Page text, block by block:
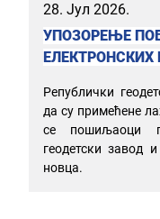
28. Јул 2026.
УПОЗОРЕЊЕ
ЕЛЕКТРОНСКИХ
Републички
да су примећене
се пошиљаоци
геодетски завод
новца.